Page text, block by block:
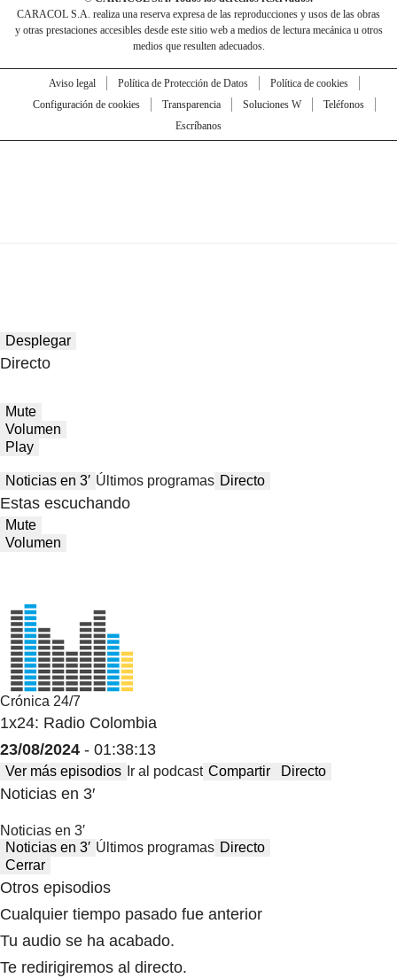
CARACOL S.A. realiza una reserva expresa de las reproducciones y usos de las obras
y otras prestaciones accesibles desde este sitio web a medios de lectura mecánica u otros
medios que resulten adecuados.
Aviso legal Política de Protección de Datos
Política de cookies
Configuración de cookies
Transparencia Soluciones W
Teléfonos
Escríbanos
Desplegar
Directo
Mute
Volumen
Play
Noticias en 3′ Últimos programas Directo
Estas escuchando
Mute
Volumen
Crónica 24/7
1x24: Radio Colombia
23/08/2024 - 01:38:13
Ver más episodios Ir al podcast Compartir Directo
Noticias en 3′
Noticias en 3′
Noticias en 3′ Últimos programas Directo
Cerrar
Otros episodios
Cualquier tiempo pasado fue anterior
Tu audio se ha acabado.
Te redirigiremos al directo.